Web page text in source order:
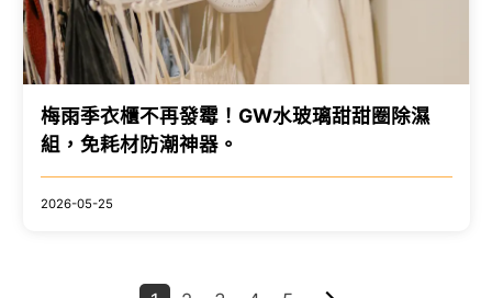
梅雨季衣櫃不再發霉！GW水玻璃甜甜圈除濕
組，免耗材防潮神器。
2026-05-25